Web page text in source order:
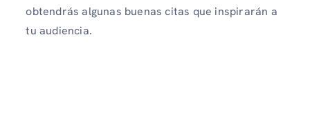
obtendrás algunas buenas citas que inspirarán a
tu audiencia.